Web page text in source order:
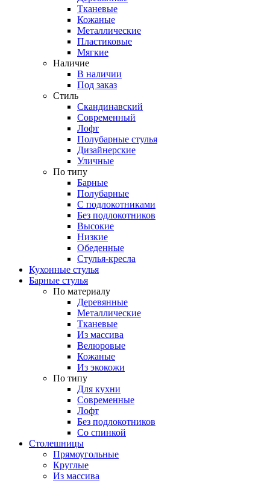
Тканевые
Кожаные
Металлические
Пластиковые
Мягкие
Наличие
В наличии
Под заказ
Стиль
Скандинавский
Современный
Лофт
Полубарные стулья
Дизайнерские
Уличные
По типу
Барные
Полубарные
С подлокотниками
Без подлокотников
Высокие
Низкие
Обеденные
Стулья-кресла
Кухонные стулья
Барные стулья
По материалу
Деревянные
Металлические
Тканевые
Из массива
Велюровые
Кожаные
Из экокожи
По типу
Для кухни
Современные
Лофт
Без подлокотников
Со спинкой
Столешницы
Прямоугольные
Круглые
Из массива